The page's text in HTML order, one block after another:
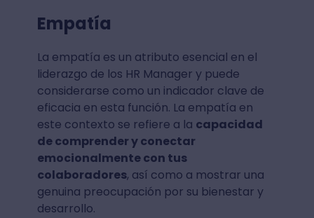
Empatía
La empatía es un atributo esencial en el
liderazgo de los HR Manager y puede
considerarse como un indicador clave de
eficacia en esta función. La empatía en
este contexto se refiere a la capacidad
de comprender y conectar
emocionalmente con tus
colaboradores, así como a mostrar una
genuina preocupación por su bienestar y
desarrollo.